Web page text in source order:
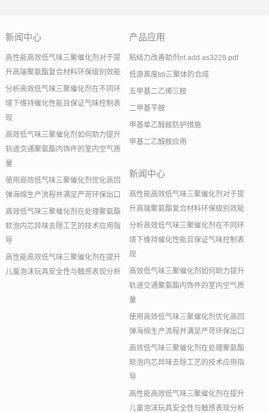
新闻中心
高性能高效低气味三聚催化剂对于提
升高端聚氨酯复合材料环保级别效能
分析高效低气味三聚催化剂在不同环
境下维持催化性能且保证气味控制表
现
高效低气味三聚催化剂如何助力提升
轨道交通聚氨酯内饰件的室内空气质
量
使用高效低气味三聚催化剂优化高回
弹海绵生产流程并满足严苛环保出口
高效低气味三聚催化剂在处理聚氨酯
软泡内芯异味去除工艺的技术应用指
导
高性能高效低气味三聚催化剂在提升
儿童泡沫玩具安全性与触感表现分析
产品应用
粘结力改善助剂nt add as3228.pdf
低游离度tdi三聚体的合成
五甲基二乙烯三胺
二甲基苄胺
甲基单乙醇胺防护措施
甲基二乙醇胺应用
新闻中心
高性能高效低气味三聚催化剂对于提
升高端聚氨酯复合材料环保级别效能
分析高效低气味三聚催化剂在不同环
境下维持催化性能且保证气味控制表
现
高效低气味三聚催化剂如何助力提升
轨道交通聚氨酯内饰件的室内空气质
量
使用高效低气味三聚催化剂优化高回
弹海绵生产流程并满足严苛环保出口
高效低气味三聚催化剂在处理聚氨酯
软泡内芯异味去除工艺的技术应用指
导
高性能高效低气味三聚催化剂在提升
儿童泡沫玩具安全性与触感表现分析